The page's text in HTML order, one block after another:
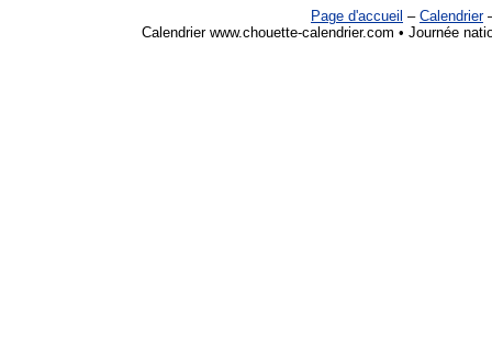
Page d'accueil – Calendrier
Calendrier www.chouette-calendrier.com • Journée